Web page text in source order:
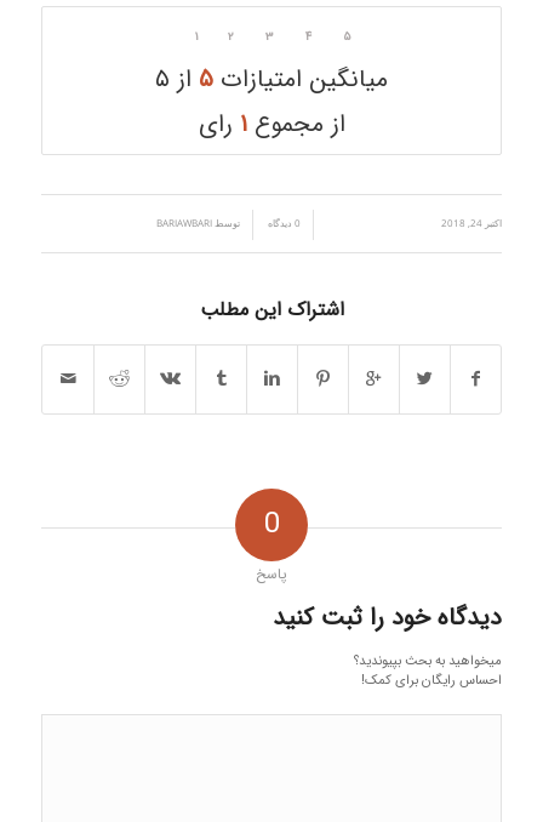
۱ ۲ ۳ ۴ ۵
میانگین امتیازات ۵ از ۵
از مجموع۱ رای
اکتبر 24, 2018 0 دیدگاه توسط BARIAWBARI
اشتراک این مطلب
0
پاسخ
دیدگاه خود را ثبت کنید
میخواهید به بحث بپیوندید؟
احساس رایگان برای کمک!